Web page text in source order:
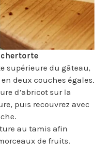
supérieure du gâteau,
deux couches égales.
d’abricot sur la
puis recouvrez avec
au tamis afin
de fruits.